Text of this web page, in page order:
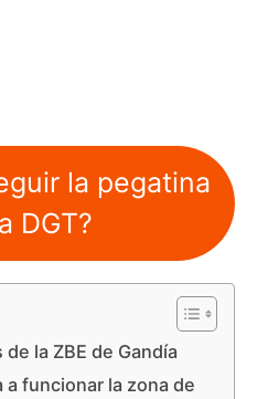
la pegatina
DGT?
la ZBE de Gandía
a funcionar la zona de